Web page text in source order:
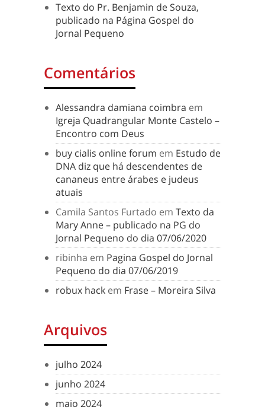
Texto do Pr. Benjamin de Souza,
publicado na Página Gospel do
Jornal Pequeno
Comentários
Alessandra damiana coimbra em
Igreja Quadrangular Monte Castelo –
Encontro com Deus
buy cialis online forum em Estudo de
DNA diz que há descendentes de
cananeus entre árabes e judeus
atuais
Camila Santos Furtado em Texto da
Mary Anne – publicado na PG do
Jornal Pequeno do dia 07/06/2020
ribinha em Pagina Gospel do Jornal
Pequeno do dia 07/06/2019
robux hack em Frase – Moreira Silva
Arquivos
julho 2024
junho 2024
maio 2024